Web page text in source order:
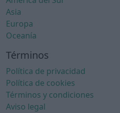
Asia
Europa
Oceanía
Términos
Política de privacidad
Política de cookies
Términos y condiciones
Aviso legal